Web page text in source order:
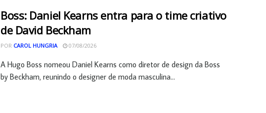
Boss: Daniel Kearns entra para o time criativo
de David Beckham
POR CAROL HUNGRIA 07/08/2026
A Hugo Boss nomeou Daniel Kearns como diretor de design da Boss
by Beckham, reunindo o designer de moda masculina...